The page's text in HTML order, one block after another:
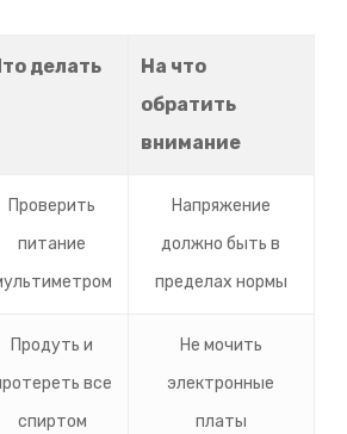
делать
На что
обратить
внимание
Проверить
питание
Напряжение
должно быть в
пределах нормы
Продуть и
все
спиртом
Не мочить
электронные
платы